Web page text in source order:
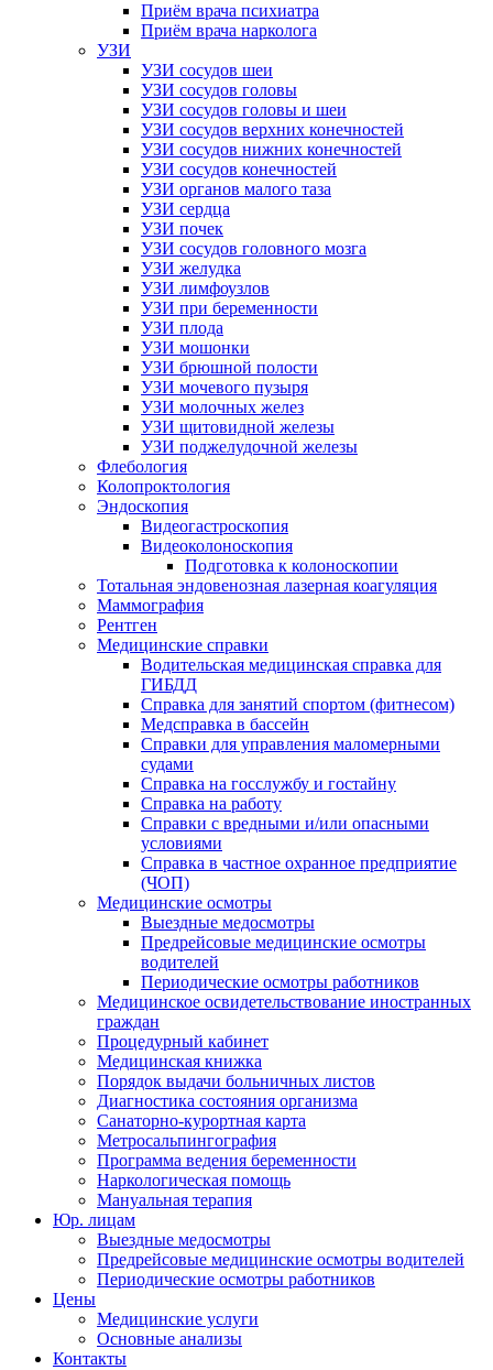
Приём врача психиатра
Приём врача нарколога
УЗИ
УЗИ сосудов шеи
УЗИ сосудов головы
УЗИ сосудов головы и шеи
УЗИ сосудов верхних конечностей
УЗИ сосудов нижних конечностей
УЗИ сосудов конечностей
УЗИ органов малого таза
УЗИ сердца
УЗИ почек
УЗИ сосудов головного мозга
УЗИ желудка
УЗИ лимфоузлов
УЗИ при беременности
УЗИ плода
УЗИ мошонки
УЗИ брюшной полости
УЗИ мочевого пузыря
УЗИ молочных желез
УЗИ щитовидной железы
УЗИ поджелудочной железы
Флебология
Колопроктология
Эндоскопия
Видеогастроскопия
Видеоколоноскопия
Подготовка к колоноскопии
Тотальная эндовенозная лазерная коагуляция
Маммография
Рентген
Медицинские справки
Водительская медицинская справка для
ГИБДД
Справка для занятий спортом (фитнесом)
Медсправка в бассейн
Справки для управления маломерными
судами
Справка на госслужбу и гостайну
Справка на работу
Cправки с вредными и/или опасными
условиями
Справка в частное охранное предприятие
(ЧОП)
Медицинские осмотры
Выездные медосмотры
Предрейсовые медицинские осмотры
водителей
Периодические осмотры работников
Медицинское освидетельствование иностранных
граждан
Процедурный кабинет
Медицинская книжка
Порядок выдачи больничных листов
Диагностика состояния организма
Санаторно-курортная карта
Метросальпингография
Программа ведения беременности
Наркологическая помощь
Мануальная терапия
Юр. лицам
Выездные медосмотры
Предрейсовые медицинские осмотры водителей
Периодические осмотры работников
Цены
Медицинские услуги
Основные анализы
Контакты